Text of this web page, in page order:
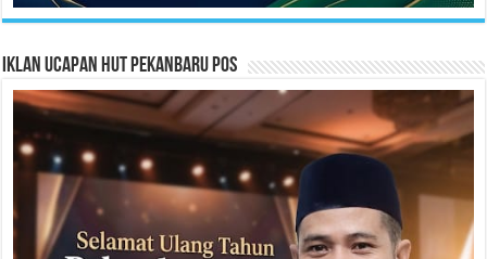
Iklan Ucapan HUT Pekanbaru Pos